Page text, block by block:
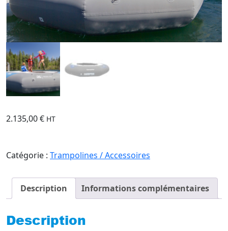
2.135,00€ HT
Catégorie : Trampolines / Accessoires
Description Informations complémentaires
Description